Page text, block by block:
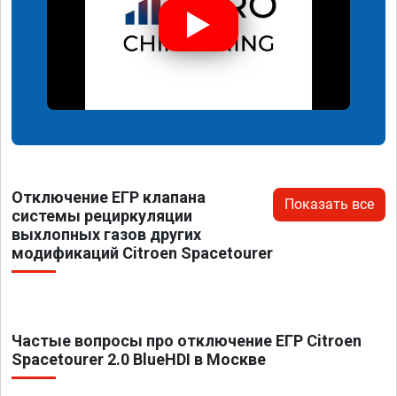
Отключение ЕГР клапана
системы рециркуляции
выхлопных газов других
модификаций Citroen Spacetourer
Показать все
Частые вопросы про отключение ЕГР Citroen
Spacetourer 2.0 BlueHDI в Москве